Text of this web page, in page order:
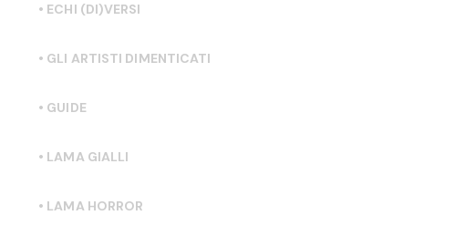
• ECHI (DI)VERSI
• GLI ARTISTI DIMENTICATI
• GUIDE
• LAMA GIALLI
• LAMA HORROR